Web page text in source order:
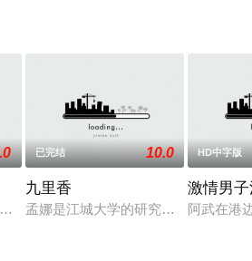
视猫或剧情网等平台了解。
李小龙的少年传奇轶事。正处于青春
已完结 10.0
九里香
孟娜是江城大学的研究生，2008年
HD中字版
激情男
阿武在港